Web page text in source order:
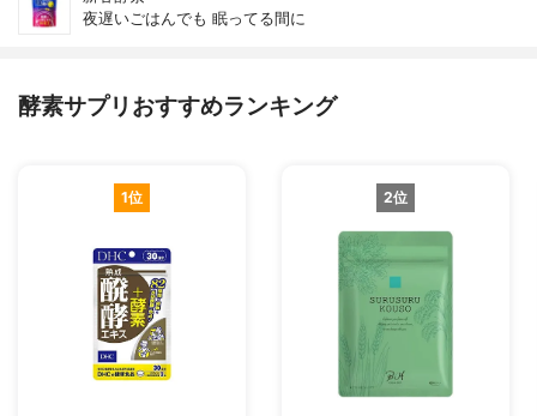
夜遅いごはんでも 眠ってる間に
酵素サプリおすすめランキング
1位 2位